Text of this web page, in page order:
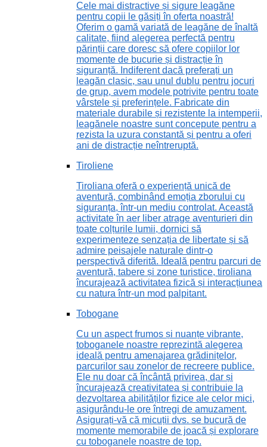
Cele mai distractive și sigure leagăne
pentru copii le găsiți în oferta noastră!
Oferim o gamă variată de leagăne de înaltă
calitate, fiind alegerea perfectă pentru
părinții care doresc să ofere copiilor lor
momente de bucurie și distracție în
siguranță. Indiferent dacă preferați un
leagăn clasic, sau unul dublu pentru jocuri
de grup, avem modele potrivite pentru toate
vârstele și preferințele. Fabricate din
materiale durabile și rezistente la intemperii,
leagănele noastre sunt concepute pentru a
rezista la uzura constantă și pentru a oferi
ani de distracție neîntreruptă.
Tiroliene
Tiroliana oferă o experiență unică de
aventură, combinând emoția zborului cu
siguranța, într-un mediu controlat. Această
activitate în aer liber atrage aventurieri din
toate colțurile lumii, dornici să
experimenteze senzația de libertate și să
admire peisajele naturale dintr-o
perspectivă diferită. Ideală pentru parcuri de
aventură, tabere și zone turistice, tiroliana
încurajează activitatea fizică și interacțiunea
cu natura într-un mod palpitant.
Tobogane
Cu un aspect frumos și nuanțe vibrante,
toboganele noastre reprezintă alegerea
ideală pentru amenajarea grădinițelor,
parcurilor sau zonelor de recreere publice.
Ele nu doar că încântă privirea, dar și
încurajează creativitatea și contribuie la
dezvoltarea abilităților fizice ale celor mici,
asigurându-le ore întregi de amuzament.
Asigurați-vă că micuții dvs. se bucură de
momente memorabile de joacă și explorare
cu toboganele noastre de top.